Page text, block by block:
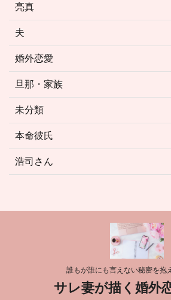
亮真
夫
婚外恋愛
旦那・家族
未分類
本命彼氏
浩司さん
誰もが誰にも言えない秘密を抱
サレ妻が描く婚外